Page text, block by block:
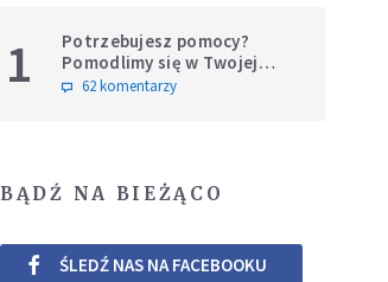
1
Potrzebujesz pomocy?
Pomodlimy się w Twojej
intencji
62 komentarzy
BĄDŹ NA BIEŻĄCO
ŚLEDŹ NAS NA FACEBOOKU